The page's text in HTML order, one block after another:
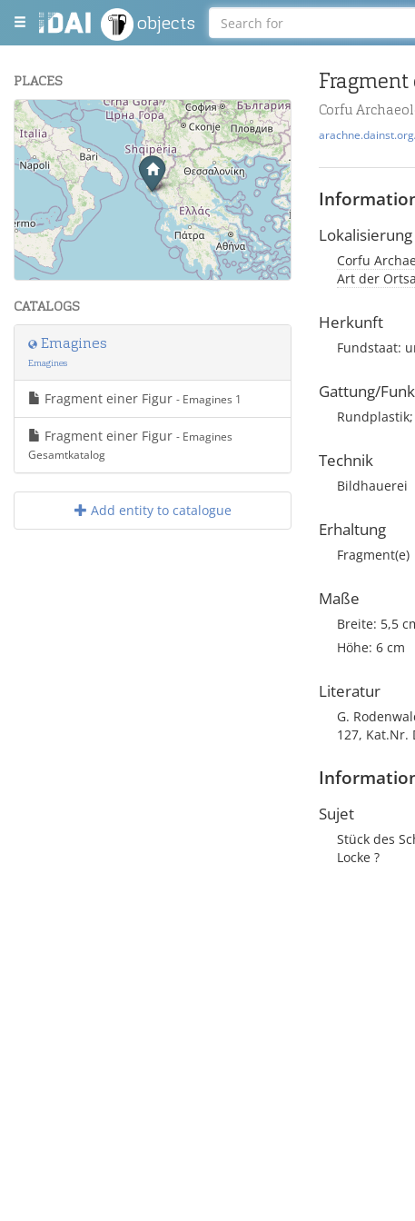
objects
PLACES
+
−
| Maps and Data ©OpenStreetMap.
CATALOGS
Emagines
Emagines
Fragment einer Figur - Emagines 1
Fragment einer Figur - Emagines
Gesamtkatalog
Add entity to catalogue
Corfu
Lokalisierung
Corfu
Art der
Herkunft
Fundstaat:
Gattung/
Technik
Bildhauerei
Erhaltung
Fragment(e)
Maße
Breite: 5,5
Höhe: 6 cm
Literatur
G.
127, Kat.Nr.
Sujet
Stück des
Locke ?